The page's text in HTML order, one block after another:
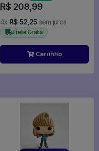
R$ 208,99
4x R$ 52,25 sem juros
Frete Grátis
Carrinho